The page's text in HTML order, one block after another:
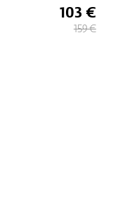
103 €
159 €